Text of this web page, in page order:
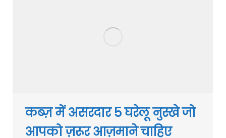
कब्ज़ में असरदार 5 घरेलू नुस्खे जो
आपको ज़रूर आज़माने चाहिए